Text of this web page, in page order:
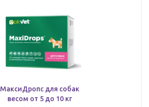
МаксиДропс для собак
весом от 5 до 10 кг